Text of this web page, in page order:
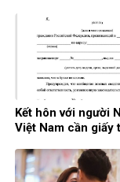
Kết hôn với người
Việt Nam cần giấy